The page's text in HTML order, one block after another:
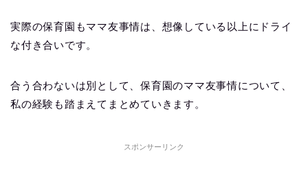
実際の保育園もママ友事情は、想像している以上にドライ
な付き合いです。
合う合わないは別として、保育園のママ友事情について、
私の経験も踏まえてまとめていきます。
スポンサーリンク